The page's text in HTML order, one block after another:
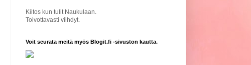
Kiitos kun tulit Naukulaan.
Toivottavasti viihdyt.
Voit seurata meitä myös Blogit.fi -sivuston kautta.